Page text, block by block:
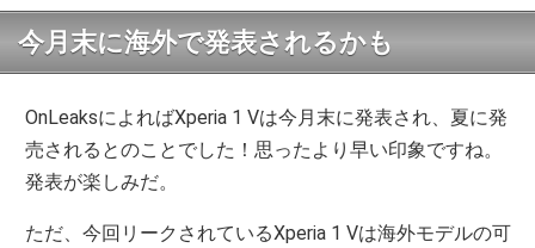
今月末に海外で発表されるかも
OnLeaksによればXperia 1 Vは今月末に発表され、夏に発
売されるとのことでした！思ったより早い印象ですね。
発表が楽しみだ。
ただ、今回リークされているXperia 1 Vは海外モデルの可